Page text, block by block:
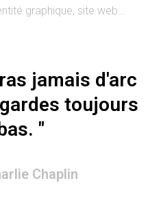
graphique, site web…
jamais d'arc
toujours
"
Chaplin